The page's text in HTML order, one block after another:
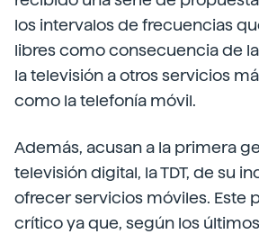
los intervalos de frecuencias
libres como consecuencia de
la televisión a otros servicios
como la telefonía móvil.
Además, acusan a la primera
televisión digital, la TDT, de su
ofrecer servicios móviles. Este
crítico ya que, según los